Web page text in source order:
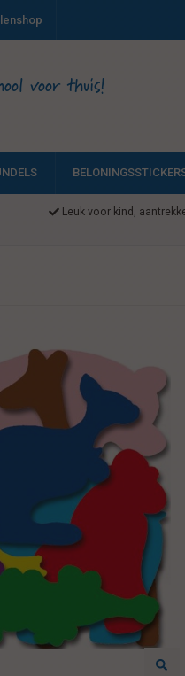
voor thuis!
Leuk voor kind,